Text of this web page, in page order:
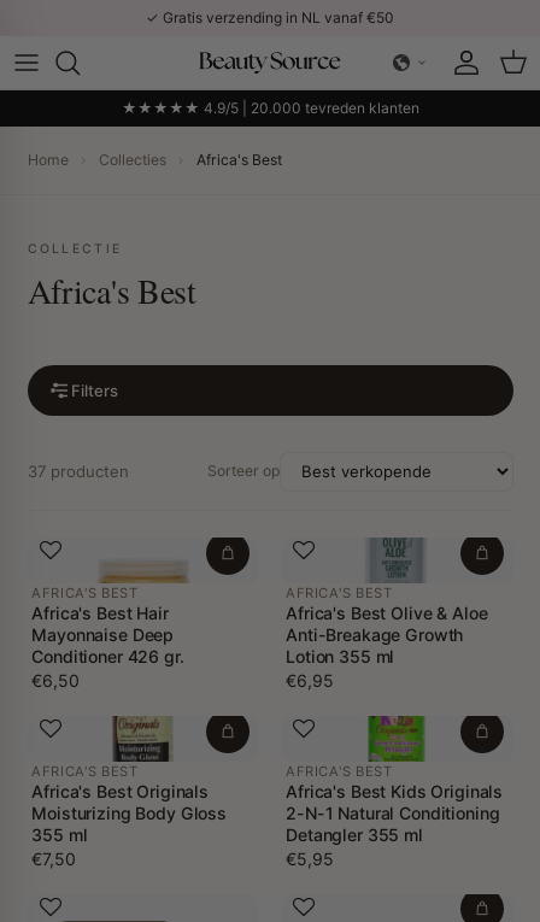
✓ Gratis verzending in NL vanaf €50
Account
★★★★★ 4.9/5 | 20.000 tevreden klanten
Home › Collecties › Africa's Best
COLLECTIE
Africa's Best
Filters
37 producten Sorteer op
AFRICA'S BEST
Africa's Best Hair
Mayonnaise Deep
Conditioner 426 gr.
€6,50
AFRICA'S BEST
Africa's Best Olive & Aloe
Anti-Breakage Growth
Lotion 355 ml
€6,95
AFRICA'S BEST
Africa's Best Originals
Moisturizing Body Gloss
355 ml
€7,50
AFRICA'S BEST
Africa's Best Kids Originals
2-N-1 Natural Conditioning
Detangler 355 ml
€5,95